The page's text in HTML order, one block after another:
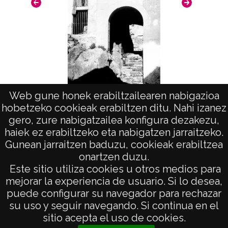
Web gune honek erabiltzailearen nabigazioa
hobetzeko cookieak erabiltzen ditu. Nahi izanez
gero, zure nabigatzailea konfigura dezakezu,
haiek ez erabiltzeko eta nabigatzen jarraitzeko.
Gunean jarraitzen baduzu, cookieak erabiltzea
onartzen duzu.
Este sitio utiliza cookies u otros medios para
mejorar la experiencia de usuario. Si lo desea,
puede configurar su navegador para rechazar
su uso y seguir navegando. Si continua en el
sitio acepta el uso de cookies.
del positivo: 15516;
Licencia de las imágenes
CC BY-NC-SA 4.0
Vista (ORIO)
AVISO LEGAL
POLÍTICA DE PRIVACIDAD
ACCESIBILIDAD
ATENCIÓN CIUDADANA